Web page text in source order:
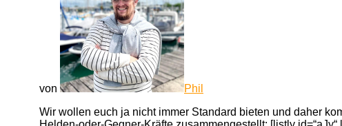
von
Phil
Wir wollen euch ja nicht immer Standard bieten und daher